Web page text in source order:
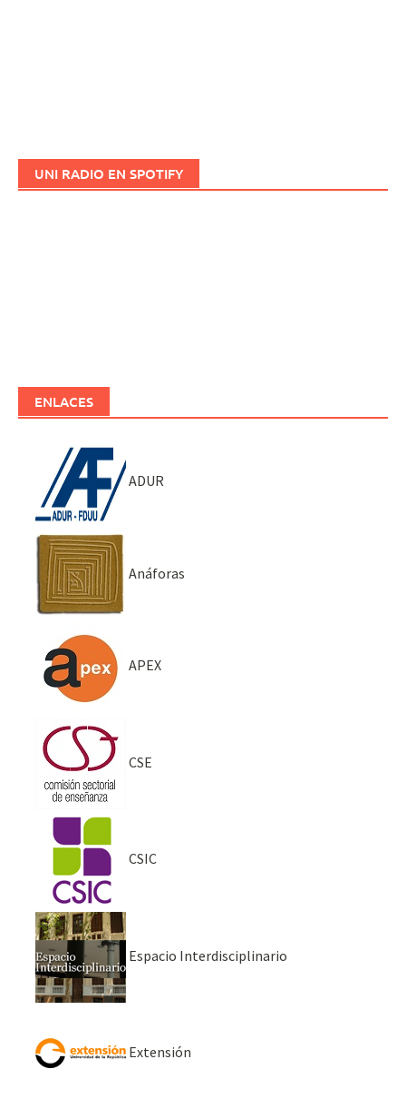
UNI RADIO EN SPOTIFY
ENLACES
ADUR
Anáforas
APEX
CSE
CSIC
Espacio Interdisciplinario
Extensión